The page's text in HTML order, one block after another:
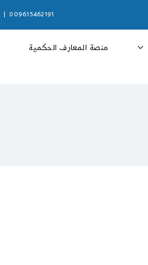
009615462191
منصة المعارف الحكمية